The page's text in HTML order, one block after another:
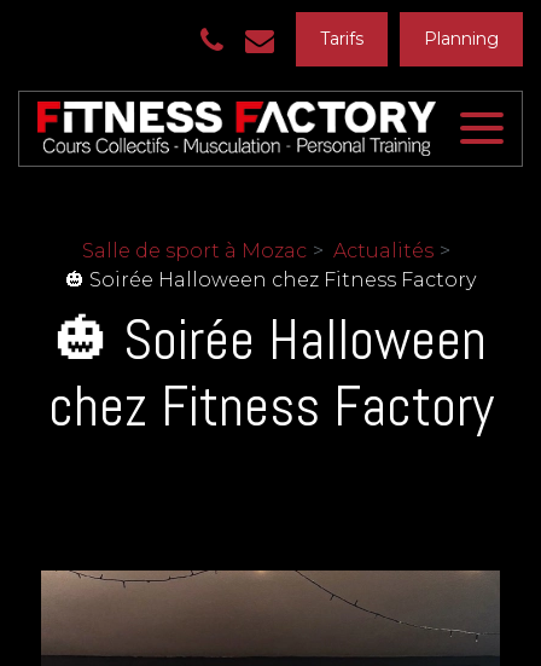
Tarifs Planning
Salle de sport à Mozac
Actualités
🎃 Soirée Halloween chez Fitness Factory
🎃 Soirée Halloween
chez Fitness Factory
Panneau de gestion des cookies